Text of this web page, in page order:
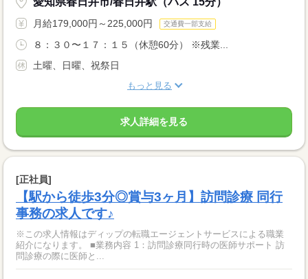
月給179,000円～225,000円 交通費一部支給
８：３０〜１７：１５（休憩60分） ※残業...
土曜、日曜、祝祭日
もっと見る
求人詳細を見る
[正社員]
【駅から徒歩3分◎賞与3ヶ月】訪問診療 同行
事務の求人です♪
※この求人情報はディップの転職エージェントサービスによる職業
紹介になります。 ■業務内容 1：訪問診療同行時の医師サポート 訪
問診療の際に医師と...